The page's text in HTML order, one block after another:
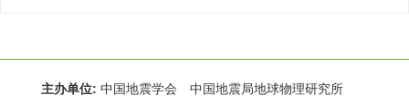
主办单位: 中国地震学会 中国地震局地球物理研究所